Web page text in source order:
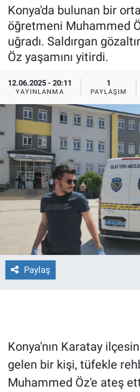
Konya'da bulunan bir
öğretmeni Muhammed
uğradı. Saldırgan
Öz yaşamını yitirdi.
12.06.2025 - 20:11
YAYINLANMA
1
PAYLAŞIM
Paylaş
Konya'nın Karatay
gelen bir kişi, tüfekle
Muhammed Öz'e ateş
Dünya
Ege Saati
Ege'den Esintiler
Eğitim
Eğlence
Ekonomi
Forum
Gerçeğin İzinde
Gün Başlıyor
Gündem Özel
Günün görüntüsü
Spor
Yayın Akışı
İletişim
Son Dakika Haberleri
Haber Arşivi